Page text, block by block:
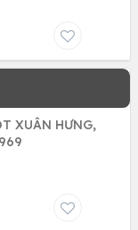
XUÂN HƯNG,